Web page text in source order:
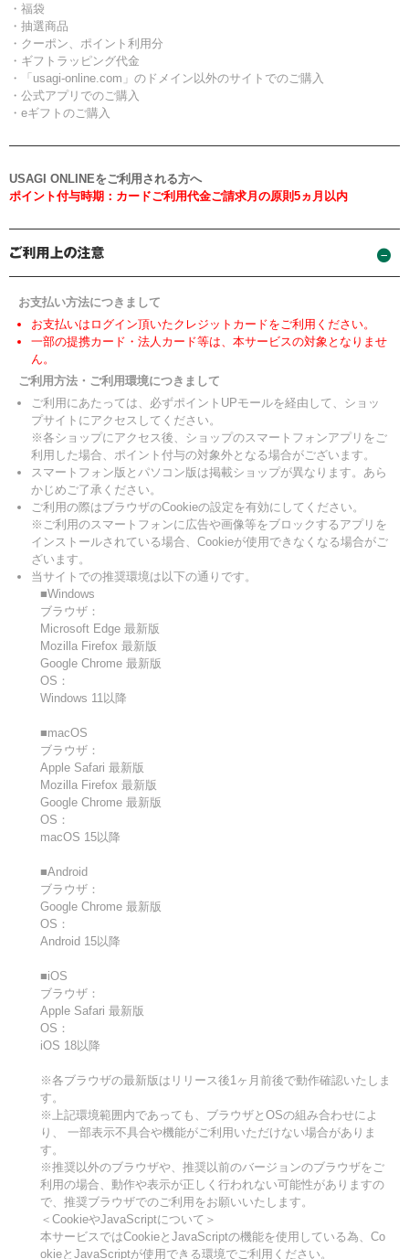
・福袋
・抽選商品
・クーポン、ポイント利用分
・ギフトラッピング代金
・「usagi-online.com」のドメイン以外のサイトでのご購入
・公式アプリでのご購入
・eギフトのご購入
USAGI ONLINEをご利用される方へ
ポイント付与時期：カードご利用代金ご請求月の原則5ヵ月以内
お支払い方法につきまして
お支払いはログイン頂いたクレジットカードをご利用ください。
一部の提携カード・法人カード等は、本サービスの対象となりませ
ん。
ご利用方法・ご利用環境につきまして
ご利用にあたっては、必ずポイントUPモールを経由して、ショッ
プサイトにアクセスしてください。
※各ショップにアクセス後、ショップのスマートフォンアプリをご
利用した場合、ポイント付与の対象外となる場合がございます。
スマートフォン版とパソコン版は掲載ショップが異なります。あら
かじめご了承ください。
ご利用の際はブラウザのCookieの設定を有効にしてください。
※ご利用のスマートフォンに広告や画像等をブロックするアプリを
インストールされている場合、Cookieが使用できなくなる場合がご
ざいます。
当サイトでの推奨環境は以下の通りです。
■Windows
ブラウザ：
Microsoft Edge 最新版
Mozilla Firefox 最新版
Google Chrome 最新版
OS：
Windows 11以降
■macOS
ブラウザ：
Apple Safari 最新版
Mozilla Firefox 最新版
Google Chrome 最新版
OS：
macOS 15以降
■Android
ブラウザ：
Google Chrome 最新版
OS：
Android 15以降
■iOS
ブラウザ：
Apple Safari 最新版
OS：
iOS 18以降
※各ブラウザの最新版はリリース後1ヶ月前後で動作確認いたしま
す。
※上記環境範囲内であっても、ブラウザとOSの組み合わせによ
り、 一部表示不具合や機能がご利用いただけない場合がありま
す。
※推奨以外のブラウザや、推奨以前のバージョンのブラウザをご
利用の場合、動作や表示が正しく行われない可能性がありますの
で、推奨ブラウザでのご利用をお願いいたします。
＜CookieやJavaScriptについて＞
本サービスではCookieとJavaScriptの機能を使用している為、Co
okieとJavaScriptが使用できる環境でご利用ください。